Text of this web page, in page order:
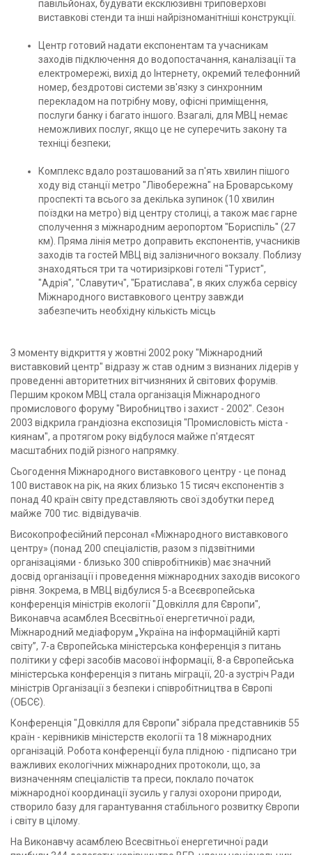
павільйонах, будувати ексклюзивні триповерхові
виставкові стенди та інші найрізноманітніші конструкції.
Центр готовий надати експонентам та учасникам
заходів підключення до водопостачання, каналізації та
електромережі, вихід до Інтернету, окремий телефонний
номер, бездротові системи зв'язку з синхронним
перекладом на потрібну мову, офісні приміщення,
послуги банку і багато іншого. Взагалі, для МВЦ немає
неможливих послуг, якщо це не суперечить закону та
техніці безпеки;
Комплекс вдало розташований за п'ять хвилин пішого
ходу від станції метро "Лівобережна" на Броварському
проспекті та всього за декілька зупинок (10 хвилин
поїздки на метро) від центру столиці, а також має гарне
сполучення з міжнародним аеропортом "Бориспіль" (27
км). Пряма лінія метро доправить експонентів, учасників
заходів та гостей МВЦ від залізничного вокзалу. Поблизу
знаходяться три та чотиризіркові готелі "Турист",
"Адрія", "Славутич", "Братислава", в яких служба сервісу
Міжнародного виставкового центру завжди
забезпечить необхідну кількість місць
З моменту відкриття у жовтні 2002 року "Міжнародний
виставковий центр" відразу ж став одним з визнаних лідерів у
проведенні авторитетних вітчизняних й світових форумів.
Першим кроком МВЦ стала організація Міжнародного
промислового форуму "Виробництво і захист - 2002". Сезон
2003 відкрила грандіозна експозиція "Промисловість міста -
киянам", а протягом року відбулося майже п'ятдесят
масштабних подій різного напрямку.
Сьогодення Міжнародного виставкового центру - це понад
100 виставок на рік, на яких близько 15 тисяч експонентів з
понад 40 країн світу представляють свої здобутки перед
майже 700 тис. відвідувачів.
Високопрофесійний персонал «Міжнародного виставкового
центру» (понад 200 спеціалістів, разом з підзвітними
організаціями - близько 300 співробітників) має значний
досвід організації і проведення міжнародних заходів високого
рівня. Зокрема, в МВЦ відбулися 5-а Всеєвропейська
конференція міністрів екології "Довкілля для Європи",
Виконавча асамблея Всесвітньої енергетичної ради,
Міжнародний медіафорум „Україна на інформаційній карті
світу”, 7-а Європейська міністерська конференція з питань
політики у сфері засобів масової інформації, 8-а Європейська
міністерська конференція з питань міграції, 20-а зустріч Ради
міністрів Організації з безпеки і співробітництва в Європі
(ОБСЄ).
Конференція "Довкілля для Європи" зібрала представників 55
країн - керівників міністерств екології та 18 міжнародних
організацій. Робота конференції була плідною - підписано три
важливих екологічних міжнародних протоколи, що, за
визначенням спеціалістів та преси, поклало початок
міжнародної координації зусиль у галузі охорони природи,
створило базу для гарантування стабільного розвитку Європи
і світу в цілому.
На Виконавчу асамблею Всесвітньої енергетичної ради